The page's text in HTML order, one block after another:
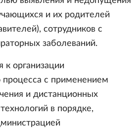
и их родителей
сотрудников с
заболеваний.
к организации
процесса с применением
и дистанционных
в порядке,